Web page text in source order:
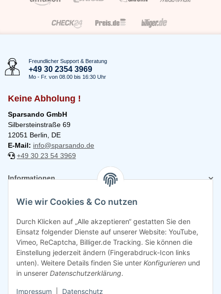
Freundlicher Support & Beratung
+49 30 2354 3969
Mo - Fr. von 08.00 bis 16:30 Uhr
Keine Abholung !
Sparsando GmbH
Silbersteinstraße 69
12051 Berlin, DE
E-Mail: info@sparsando.de
+49 30 23 54 3969
Informationen
Rechtliches
Wie wir Cookies & Co nutzen
Durch Klicken auf „Alle akzeptieren“ gestatten Sie den
Einsatz folgender Dienste auf unserer Website: YouTube,
Vimeo, ReCaptcha, Billiger.de Tracking. Sie können die
Einstellung jederzeit ändern (Fingerabdruck-Icon links
unten). Weitere Details finden Sie unter Konfigurieren und
in unserer Datenschutzerklärung.
Impressum Datenschutz